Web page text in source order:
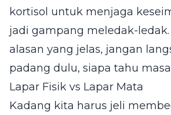
kortisol untuk menjaga
jadi gampang meledak-
alasan yang jelas, jangan
padang dulu, siapa tahu
Lapar Fisik vs Lapar Mata
Kadang kita harus jeli